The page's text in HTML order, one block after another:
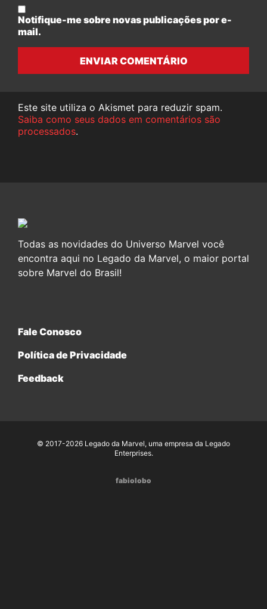
Notifique-me sobre novas publicações por e-
mail.
ENVIAR COMENTÁRIO
Este site utiliza o Akismet para reduzir spam.
Saiba como seus dados em comentários são
processados.
Todas as novidades do Universo Marvel você
encontra aqui no Legado da Marvel, o maior portal
sobre Marvel do Brasil!
Fale Conosco
Política de Privacidade
Feedback
© 2017-2026 Legado da Marvel, uma empresa da Legado
Enterprises.
fabiolobo